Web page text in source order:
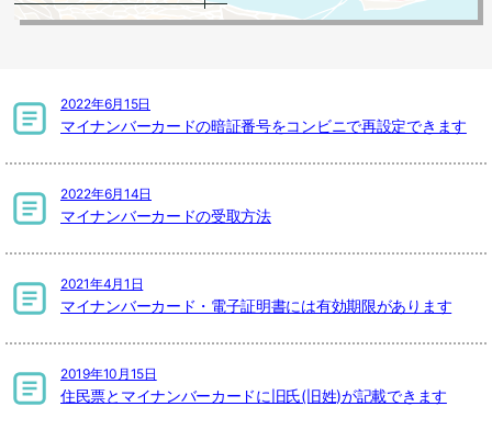
2022年6月15日
マイナンバーカードの暗証番号をコンビニで再設定できます
2022年6月14日
マイナンバーカードの受取方法
2021年4月1日
マイナンバーカード・電子証明書には有効期限があります
2019年10月15日
住民票とマイナンバーカードに旧氏(旧姓)が記載できます